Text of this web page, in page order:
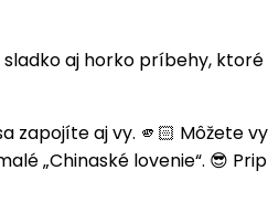
aj horko príbehy,
aj vy. 🫵🏻 Môžete
„Chinaské lovenie“. 😎